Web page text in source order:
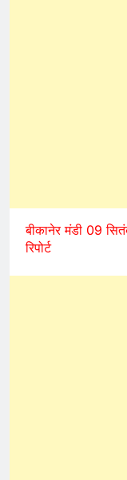
बीकानेर मंडी 09
रिपोर्ट